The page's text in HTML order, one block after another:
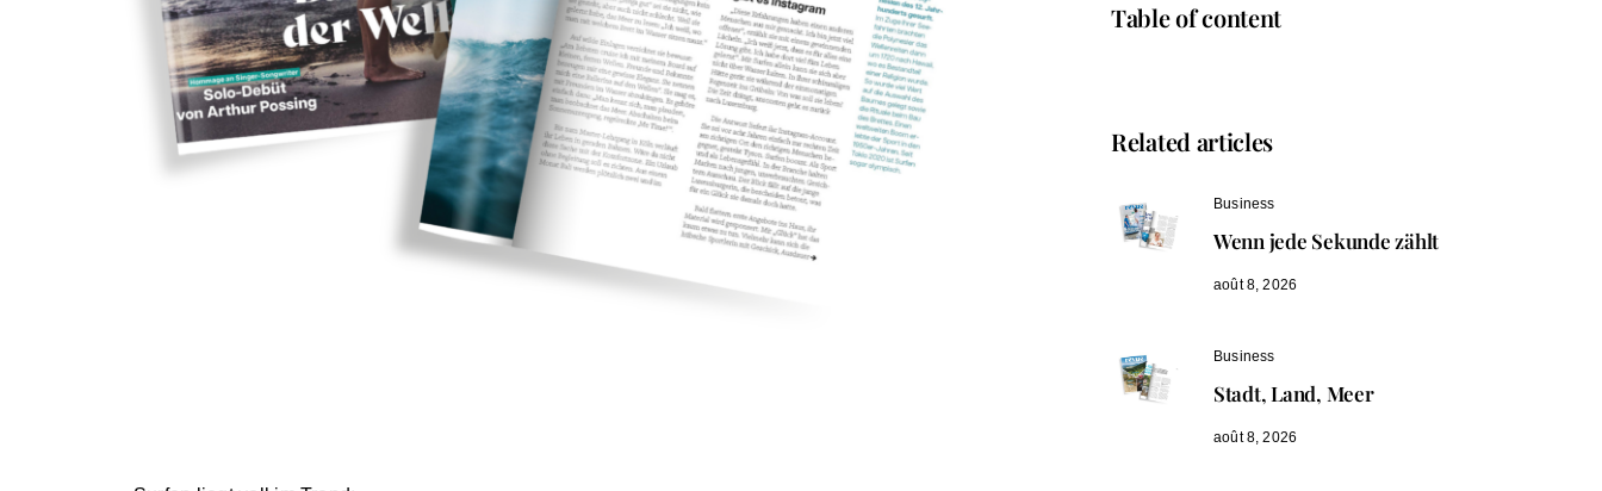
Table of content
Related articles
Business
Wenn jede Sekunde zählt
août 8, 2026
Business
Stadt, Land, Meer
août 8, 2026